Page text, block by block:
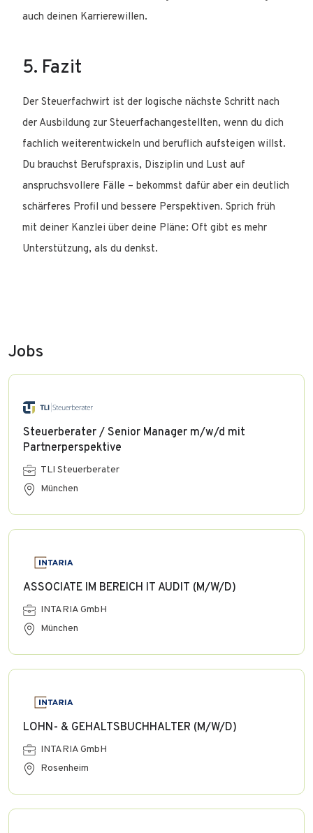
auch deinen Karrierewillen.
5. Fazit
Der Steuerfachwirt ist der logische nächste Schritt nach
der Ausbildung zur Steuerfachangestellten, wenn du dich
fachlich weiterentwickeln und beruflich aufsteigen willst.
Du brauchst Berufspraxis, Disziplin und Lust auf
anspruchsvollere Fälle – bekommst dafür aber ein deutlich
schärferes Profil und bessere Perspektiven. Sprich früh
mit deiner Kanzlei über deine Pläne: Oft gibt es mehr
Unterstützung, als du denkst.
Jobs
Steuerberater / Senior Manager m/w/d mit
Partnerperspektive
TLI Steuerberater
München
ASSOCIATE IM BEREICH IT AUDIT (M/W/D)
INTARIA GmbH
München
LOHN- & GEHALTSBUCHHALTER (M/W/D)
INTARIA GmbH
Rosenheim